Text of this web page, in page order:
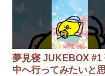
夢見寝 JUKEBOX #1
中へ行ってみたいと